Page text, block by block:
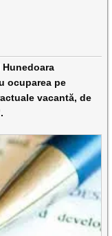
ocuparea pe
vacantă, de